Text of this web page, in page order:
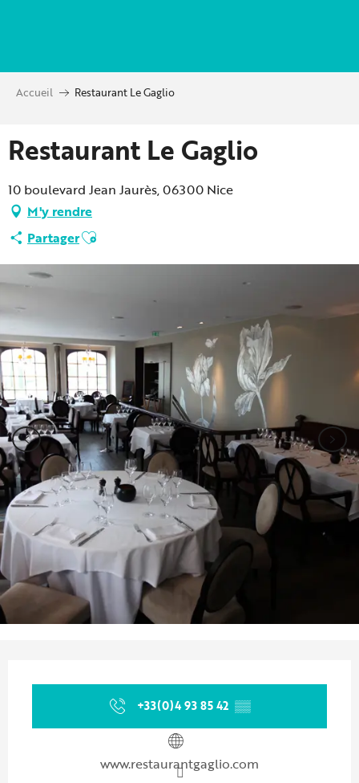
principal
Accueil Restaurant Le Gaglio
Restaurant Le Gaglio
10 boulevard Jean Jaurès, 06300 Nice
M'y rendre
PartagerAjouter aux favoris
+33(0)4 93 85 42 ▒▒
www.restaurantgaglio.com